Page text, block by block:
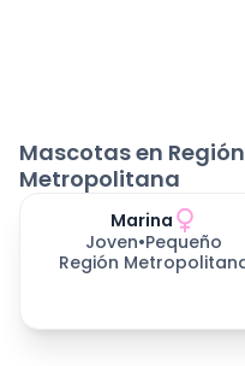
Mascotas en Región
Metropolitana
Marina
Joven•Pequeño
Región